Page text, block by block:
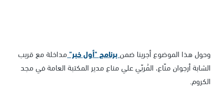
وحول هذا الموضوع أجرينا ضمنبرنامج "أول خبر" مداخلة مع قريب
الشابة أرجوان منّاع، المُربّي علي مناع مدير المكتبة العامة في مجد
الكروم.